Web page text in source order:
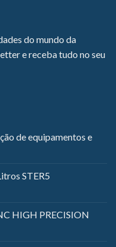
do mundo da
e receba tudo no seu
de equipamentos e
STER5
HIGH PRECISION